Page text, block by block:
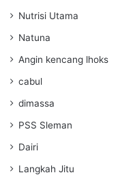
Nutrisi Utama
Natuna
Angin kencang lhoks
cabul
dimassa
PSS Sleman
Dairi
Langkah Jitu